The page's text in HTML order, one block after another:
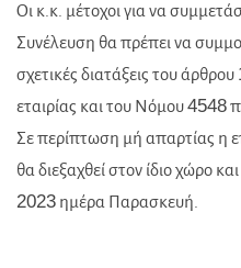
Οι κ.κ. μέτοχοι για να
Συνέλευση θα πρέπει να
σχετικές διατάξεις του
εταιρίας και του Νόμου 4548
Σε περίπτωση μή απαρτίας η
θα διεξαχθεί στον ίδιο χώρο
2023 ημέρα Παρασκευή.